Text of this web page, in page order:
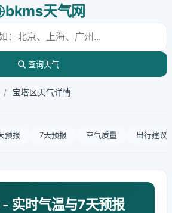
bkms天气网
查询天气
/ 宝塔区天气详情
预报 7天预报 空气质量 出行建议
实时气温与7天预报